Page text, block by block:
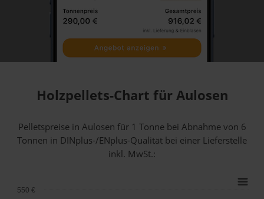
Holzpellets-Chart für Aulosen
Pelletspreise in Aulosen für 1 Tonne bei Abnahmevon 6
Tonnen in DINplus-/ENplus-Qualität bei einer Lieferstelle
inkl. MwSt.:
550 €